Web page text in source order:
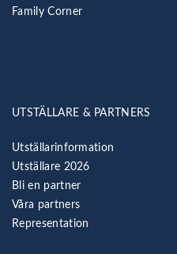
Family Corner
UTSTÄLLARE & PARTNERS
Utställarinformation
Utställare 2026
Bli en partner
Våra partners
Representation